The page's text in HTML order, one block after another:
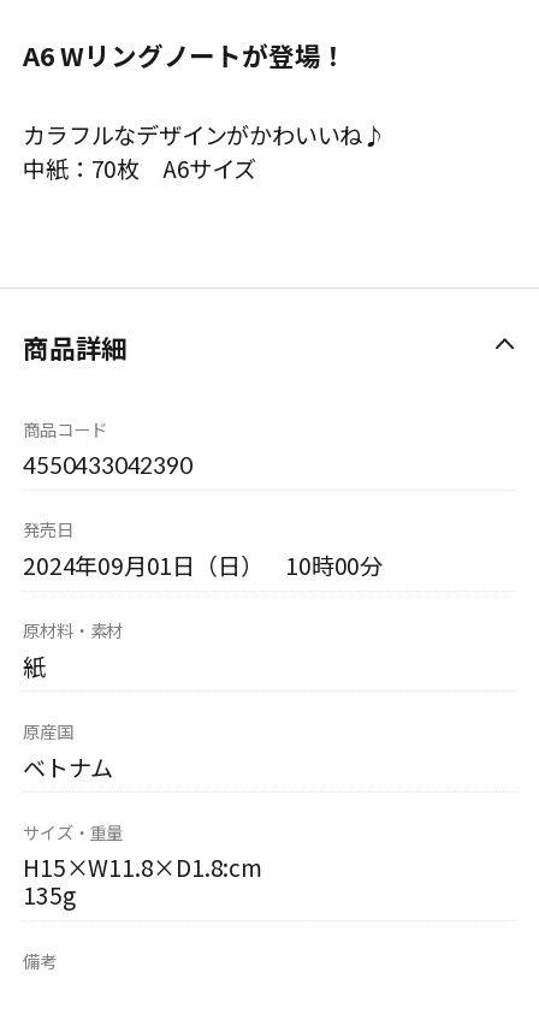
A6 Wリングノートが登場！
カラフルなデザインがかわいいね♪
中紙：70枚 A6サイズ
商品詳細
商品コード
4550433042390
発売日
2024年09月01日（日） 10時00分
原材料・素材
紙
原産国
ベトナム
サイズ・重量
H15×W11.8×D1.8:cm
135g
備考